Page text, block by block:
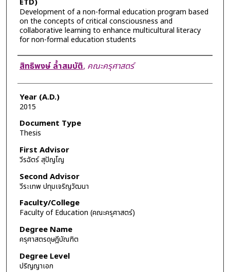
Development of a non-formal education program based
on the concepts of critical consciousness and
collaborative learning to enhance multicultural literacy
for non-formal education students
Author
สิทธิพงษ์ ล้ำสมบัติ, คณะครุศาสตร์
Year (A.D.)
2015
Document Type
Thesis
First Advisor
วีรฉัตร์ สุปัญโญ
Second Advisor
วีระเทพ ปทุมเจริญวัฒนา
Faculty/College
Faculty of Education (คณะครุศาสตร์)
Degree Name
ครุศาสตรดุษฎีบัณฑิต
Degree Level
ปริญญาเอก